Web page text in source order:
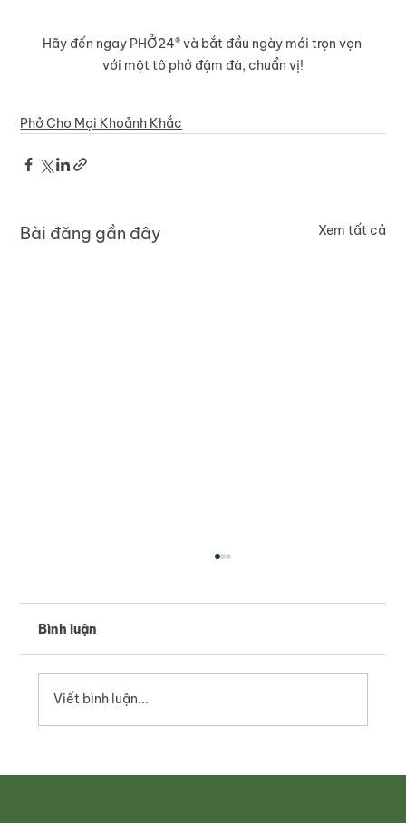
Hãy đến ngay PHỞ24® và bắt đầu ngày mới trọn vẹn
với một tô phở đậm đà, chuẩn vị!
Phở Cho Mọi Khoảnh Khắc
Bài đăng gần đây Xem tất cả
Bình luận
Viết bình luận...